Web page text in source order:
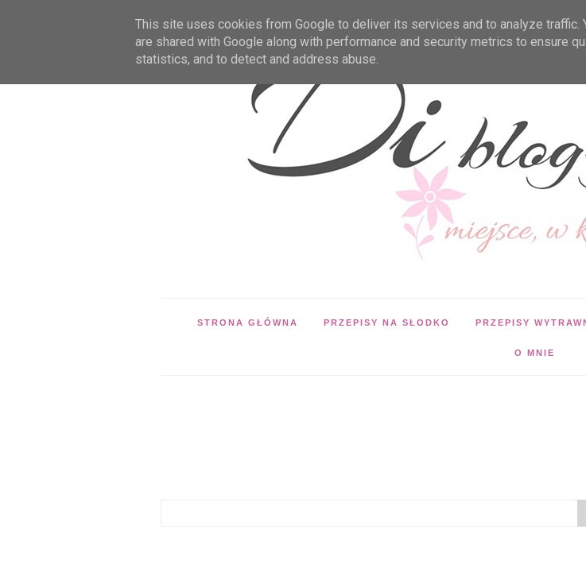
STRONA GŁÓWNA PRZEPISY NA SŁODKO PRZEPISY
O MNIE
This site uses cookies from Google to deliver its services and to analyze traffic.
are shared with Google along with performance and security metrics to ensure
statistics, and to detect and address abuse.